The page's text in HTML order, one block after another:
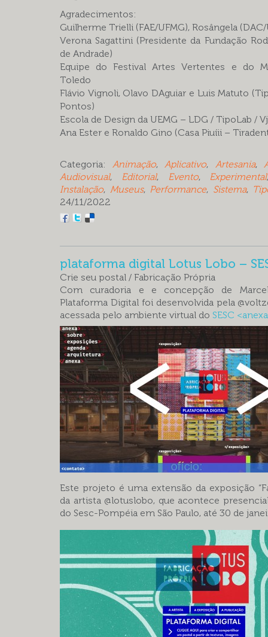
Agradecimentos:
Guilherme Trielli (FAE/UFMG), Rosângela (DAC/
Verona Sagattini (Presidente da Fundação
de Andrade)
Equipe do Festival Artes Vertentes e do
Toledo
Flávio Vignoli, Olavo DAguiar e Luis Matuto
Pontos)
Escola de Design da UEMG – LDG / TipoLab /
Ana Ester e Ronaldo Gino (Casa Piuíii –
Categoria:Animação,Aplicativo, Artesania,
Audiovisual, Editorial, Evento, Experimental
Instalação, Museus, Performance, Sistema,
24/11/2022
plataforma digital Lotus Lobo –
Crie seu postal / Fabricação Própria
Com curadoria e e concepção de
Plataforma Digital foi desenvolvida pela
acessada pelo ambiente virtual do SESC
Este projeto é uma extensão da exposição
da artista @lotuslobo, que acontece
do Sesc-Pompéia em São Paulo, até 30 de